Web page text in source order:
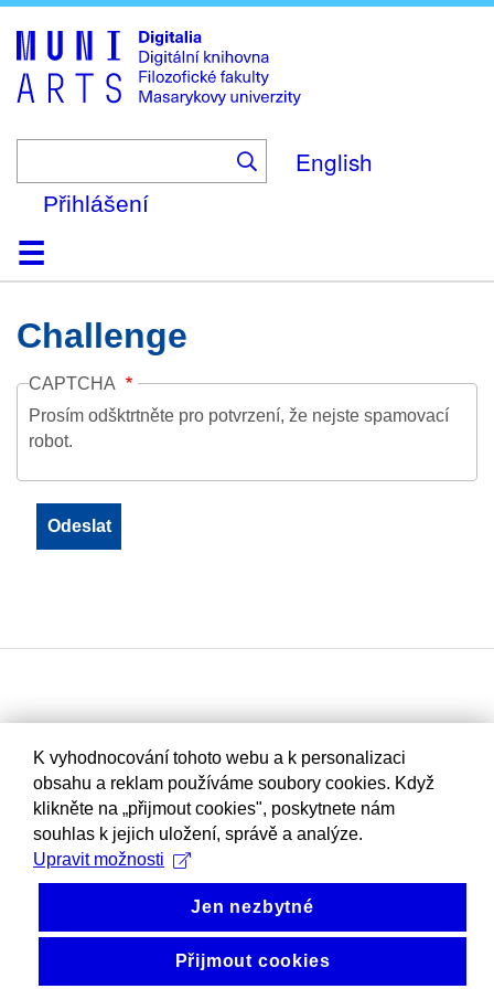
to
main
content
English
Přihlášení
DomůKolekce
Prohlížení
Vyhledávání
O platformě
Nápověda
KontaktDigitalia
Challenge
CAPTCHA
Prosím odšktrtněte pro potvrzení, že nejste spamovací
robot.
K vyhodnocování tohoto webu a k personalizaci
obsahu a reklam používáme soubory cookies. Když
klikněte na „přijmout cookies", poskytnete nám
souhlas k jejich uložení, správě a analýze.
Upravit možnosti
Jen nezbytné
Přijmout cookies